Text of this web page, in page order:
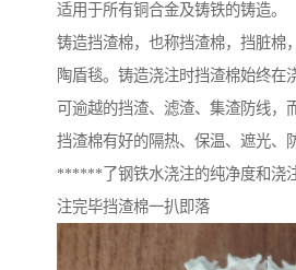
适用于所有铜合金及铸铁的铸造。
铸造挡渣棉，也称挡渣棉，挡脏棉
陶盾毯。铸造浇注时挡渣棉始终在
可逾越的挡渣、滤渣、集渣防线，
挡渣棉有好的隔热、保温、遮光、
******了钢铁水浇注的纯净度和浇
注完毕挡渣棉一扒即落